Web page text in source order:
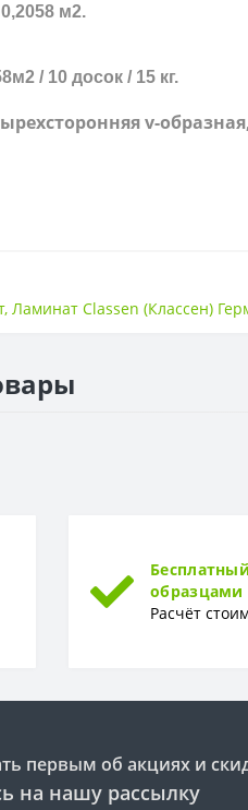
0,2058 м2.
/ 10 досок / 15 кг.
v-
,Ламинат Classen (Классен)
образцами
Расчёт
первым об акциях и
на нашу рассылку